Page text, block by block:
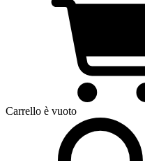
Carrello è vuoto